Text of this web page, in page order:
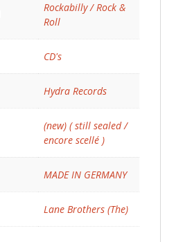
Rockabilly / Rock &
Roll
CD's
Hydra Records
(new) ( still sealed /
encore scellé )
MADE IN GERMANY
Lane Brothers (The)